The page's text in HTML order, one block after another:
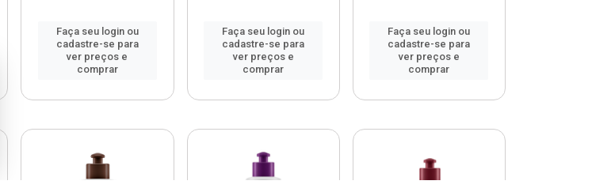
Faça seu login ou
cadastre-se para
ver preços e
comprar
Faça seu login ou
cadastre-se para
ver preços e
comprar
Faça seu login ou
cadastre-se para
ver preços e
comprar